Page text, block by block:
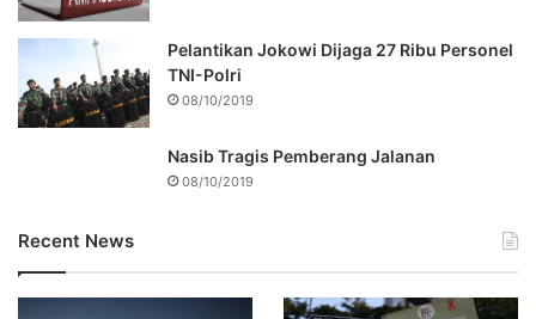
Pelantikan Jokowi Dijaga 27 Ribu Personel
TNI-Polri
08/10/2019
Nasib Tragis Pemberang Jalanan
08/10/2019
Recent News